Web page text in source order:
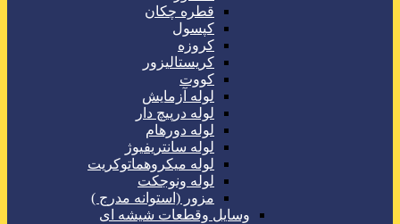
قطره چکان
کپسول
کروزه
کریستالیزور
کووت
لوله آزمایش
لوله درپیچ دار
لوله دورهام
لوله سانتریفیوژ
لوله میکروهماتوکریت
لوله ونوجکت
مزور (استوانه مدرج )
وسایل وقطعات شیشه ای